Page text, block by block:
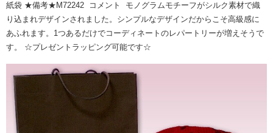
紙袋 ★備考★M72242 コメント モノグラムモチーフがシルク素材で織
り込まれデザインされました。シンプルなデザインだからこそ高級感に
あふれます。1つあるだけでコーディネートのレパートリーが増えそうで
す。 ☆プレゼントラッピング可能です☆